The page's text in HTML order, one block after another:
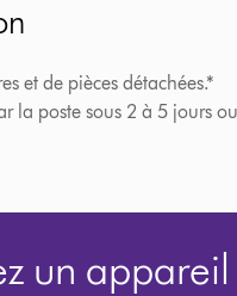
et de pièces détachées.*
la poste sous 2 à 5 jours
un